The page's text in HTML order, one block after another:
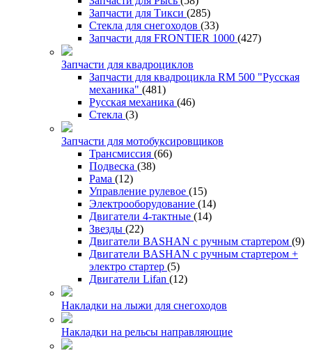
Запчасти для Тикси (285)
Стекла для снегоходов (33)
Запчасти для FRONTIER 1000 (427)
Запчасти для квадроциклов
Запчасти для квадроцикла RM 500 "Русская
механика" (481)
Русская механика (46)
Стекла (3)
Запчасти для мотобуксировщиков
Трансмиссия (66)
Подвеска (38)
Рама (12)
Управление рулевое (15)
Электрооборудование (14)
Двигатели 4-тактные (14)
Звезды (22)
Двигатели BASHAN с ручным стартером (9)
Двигатели BASHAN с ручным стартером +
электро стартер (5)
Двигатели Lifan (12)
Накладки на лыжи для снегоходов
Накладки на рельсы направляющие